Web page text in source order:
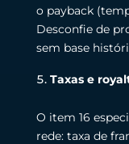
o payback
Desconfie de
sem base
Taxas e
O item 16
rede: taxa de